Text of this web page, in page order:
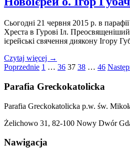
Сьогодні 21 червня 2015 р. в
Хреста в Гурові Іл.
ієрейські свячення диякону Ігору
Czytaj więcej →
Stronicowanie
wpisów
Poprzednie 1 … 36 37 38 … 46
Parafia Greckokatolicka
Parafia Greckokatolicka p.w. św.
Żelichowo 31, 82-100 Nowy Dwór
Nawigacja